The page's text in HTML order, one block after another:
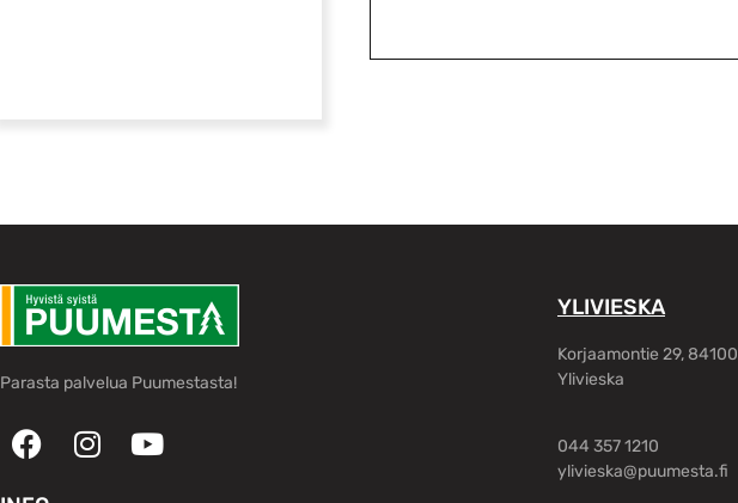
Parasta palvelua Puumestasta!
YLIVIESKA
Korjaamontie 29, 84100
Ylivieska
044 357 1210
ylivieska@puumesta.fi